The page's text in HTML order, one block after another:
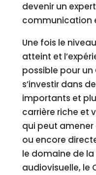
devenir un
communication
Une fois le
atteint et
possible pour
s’investir dans
importants et
carrière riche et
qui peut
ou encore
le domaine de
audiovisuelle, le